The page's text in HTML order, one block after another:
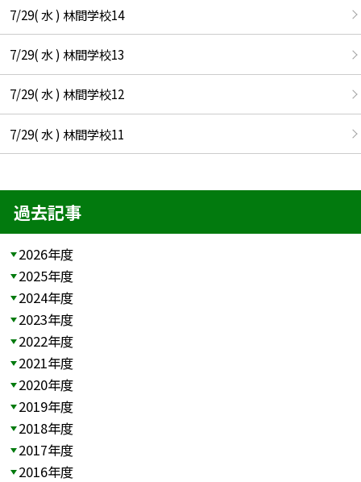
7/29( 水 ) 林間学校14
7/29( 水 ) 林間学校13
7/29( 水 ) 林間学校12
7/29( 水 ) 林間学校11
過去記事
2026年度
2025年度
2024年度
2023年度
2022年度
2021年度
2020年度
2019年度
2018年度
2017年度
2016年度